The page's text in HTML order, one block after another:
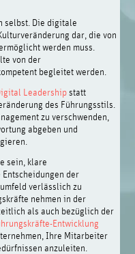
selbst. Die digitale
dar, die von
werden muss.
von der
begleitet werden.
Leadershipstatt
des Führungsstils.
zu verschwenden,
abgeben und
sein, klare
der
verlässlich zu
nehmen in der
als auch bezüglich der
Entwicklung
Ihre Mitarbeiter
anzuleiten.